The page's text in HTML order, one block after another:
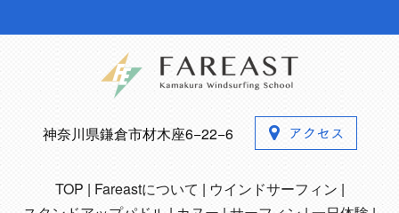
神奈川県鎌倉市材木座6−22−6
TOP Fareastについて
ウインドサーフィン